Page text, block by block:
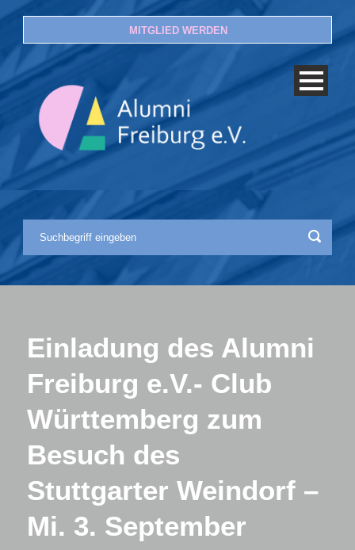
MITGLIED WERDEN
Einladung des Alumni
Freiburg e.V.- Club
Württemberg zum
Besuch des
Stuttgarter Weindorf –
Mi. 3. September